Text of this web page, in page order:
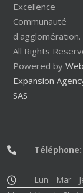
Excellence -
Communauté
d'agglomération.
All Rights
Powered by Web
Expansion
SAS
Téléphone:
Lun - Mar -